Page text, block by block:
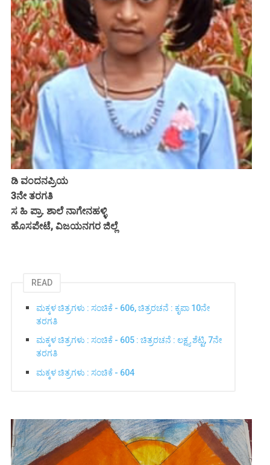
ಡಿ ವಂದನಪ್ರಿಯ
3ನೇ ತರಗತಿ
ಸ ಹಿ ಪ್ರಾ. ಶಾಲೆ ನಾಗೇನಹಳ್ಳಿ
ಹೊಸಪೇಟೆ, ವಿಜಯನಗರ ಜಿಲ್ಲೆ
READ
ಮಕ್ಕಳ ಚಿತ್ರಗಳು : ಸಂಚಿಕೆ - 606, ಚಿತ್ರರಚನೆ : ಕೃಪಾ 10ನೇ
ತರಗತಿ
ಮಕ್ಕಳ ಚಿತ್ರಗಳು : ಸಂಚಿಕೆ - 605 : ಚಿತ್ರರಚನೆ : ಲಕ್ಷ್ಯ ಶೆಟ್ಟಿ, 7ನೇ
ತರಗತಿ
ಮಕ್ಕಳ ಚಿತ್ರಗಳು : ಸಂಚಿಕೆ - 604